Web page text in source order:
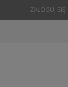
ZALOGUJ SIĘ